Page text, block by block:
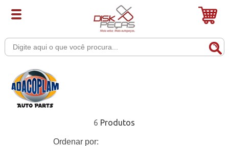
6
Ordenar por: